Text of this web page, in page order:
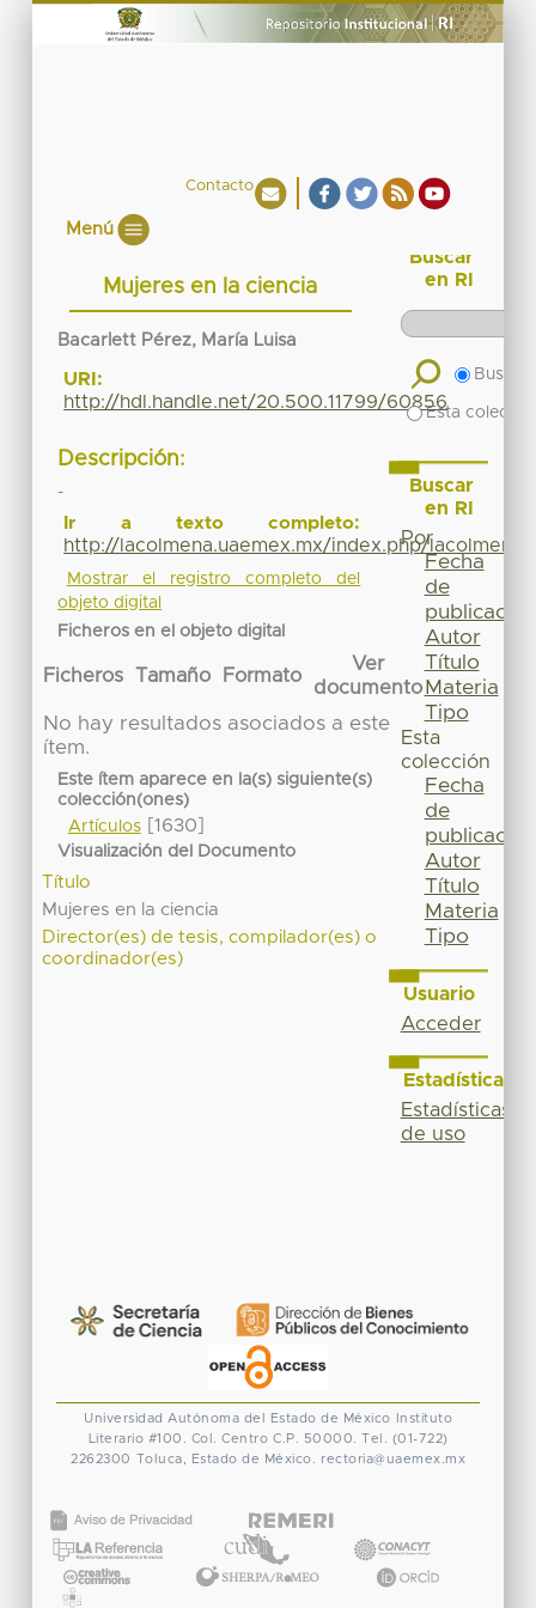
Contacto
Menú
Mujeres en la ciencia
Bacarlett Pérez, María Luisa
URI:
http://hdl.handle.net/20.500.11799/60856
Descripción:
-
Ir a texto completo:
http://lacolmena.uaemex.mx/index.php/
Mostrar el registro completo del
objeto digital
Ficheros en el objeto digital
Ficheros Tamaño Formato
Ver
documento
No hay resultados asociados a este
ítem.
Este ítem aparece en la(s) siguiente(s)
colección(ones)
Artículos[1630]
Visualización del Documento
Título
Mujeres en la ciencia
Director(es) de tesis, compilador(es) o
coordinador(es)
Buscar
en RI
Buscar
Esta
Buscar
en RI
Por
Fecha
de
publicación
Autor
Título
Materia
Tipo
Esta
colección
Fecha
de
publicación
Autor
Título
Materia
Tipo
Usuario
Acceder
Estadísticas
Estadísticas
de uso
Universidad Autónoma del Estado de México
Instituto
Literario #100. Col. Centro C.P. 50000. Tel. (01-722)
2262300 Toluca, Estado de México. rectoria@uaemex.mx